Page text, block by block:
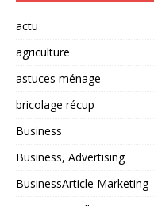
actu
agriculture
astuces ménage
bricolage récup
Business
Business, Advertising
BusinessArticle Marketing